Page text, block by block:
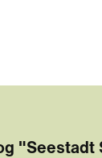
"Seestadt